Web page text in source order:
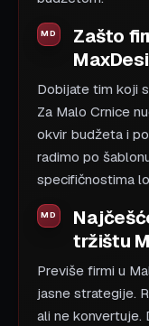
Zašto
Dobijate tim koji
Za Malo Crnice
okvir budžeta i
radimo po
specifičnostima
tržištu
Previše firmi u
jasne strategije.
ali ne